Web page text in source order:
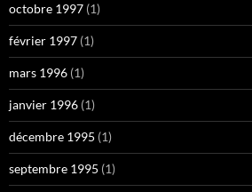
octobre 1997 (1)
février 1997 (1)
mars 1996 (1)
janvier 1996 (1)
décembre 1995 (1)
septembre 1995 (1)